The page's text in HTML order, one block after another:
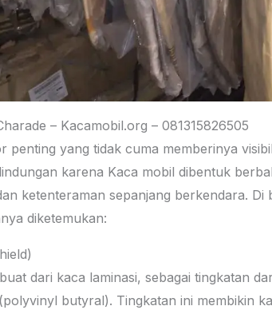
– Kacamobil.org – 081315826505
penting yang tidak cuma memberinya
karena Kaca mobil dibentuk
ketenteraman sepanjang berkendara. Di
diketemukan:
dari kaca laminasi, sebagai tingkatan
butyral). Tingkatan ini membikin